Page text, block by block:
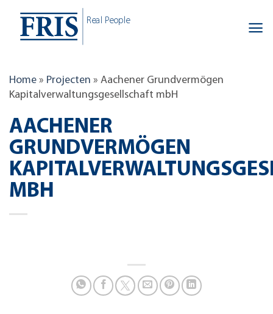
content
Real People
Home » Projecten » Aachener Grundvermögen
Kapitalverwaltungsgesellschaft mbH
AACHENER
GRUNDVERMÖGEN
MBH